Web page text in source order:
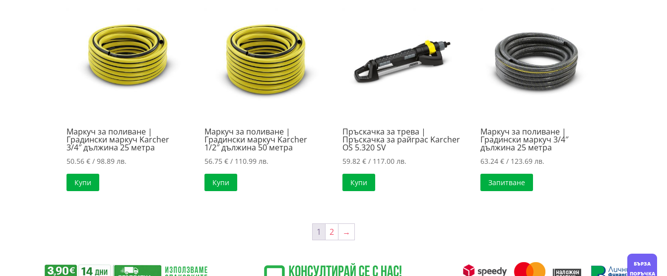
Маркуч за поливане |
Градински маркуч Karcher
3/4″ дължина 25 метра
50.56€ / 98.89 лв.
Купи
Маркуч за поливане |
Градински маркуч Karcher
1/2″ дължина 50 метра
56.75€ / 110.99 лв.
Купи
Пръскачка за трева |
Пръскачка за райграс Karcher
OS 5.320 SV
59.82€ / 117.00 лв.
Купи
Маркуч за поливане |
Градински маркуч 3/4″
дължина 25 метра
63.24€ / 123.69 лв.
Запитване
1 2 →
БЪРЗА
ПОРЪЧКА